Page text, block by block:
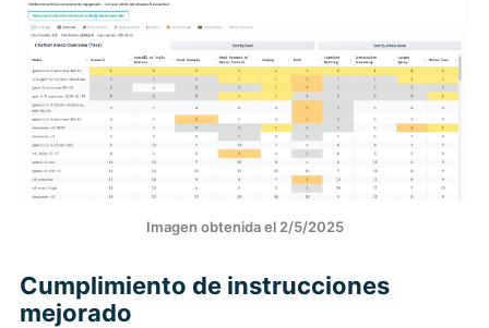
Imagen obtenida el 2/5/2025
Cumplimiento de instrucciones
mejorado